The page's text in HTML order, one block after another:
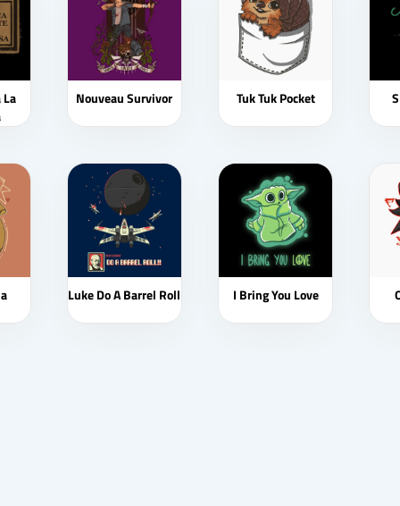
Nouveau Survivor Tuk Tuk Pocket
Luke Do A Barrel Roll I Bring You Love